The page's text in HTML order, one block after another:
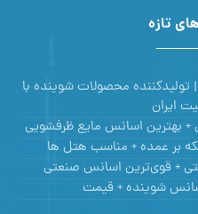
تازه
تولیدکننده محصولات شوینده با
ایران
بهترین اسانس مایع ظرفشویی
بر عمده + مناسب هتل ها
+ قوی‌ترین اسانس‌ صنعتی
شوینده + قیمت